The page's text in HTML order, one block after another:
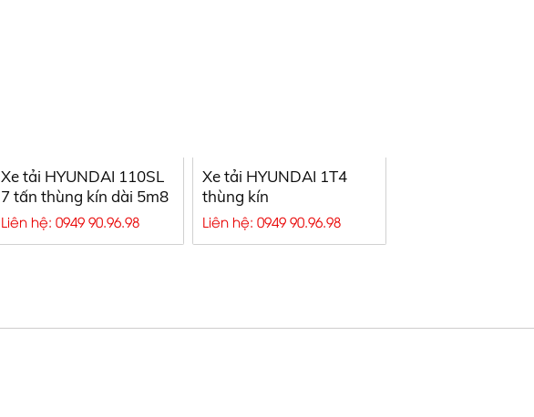
Xe tải HYUNDAI 110SL
7 tấn thùng kín dài 5m8
Liên hệ: 0949 90.96.98
Xe tải HYUNDAI 1T4
thùng kín
Liên hệ: 0949 90.96.98